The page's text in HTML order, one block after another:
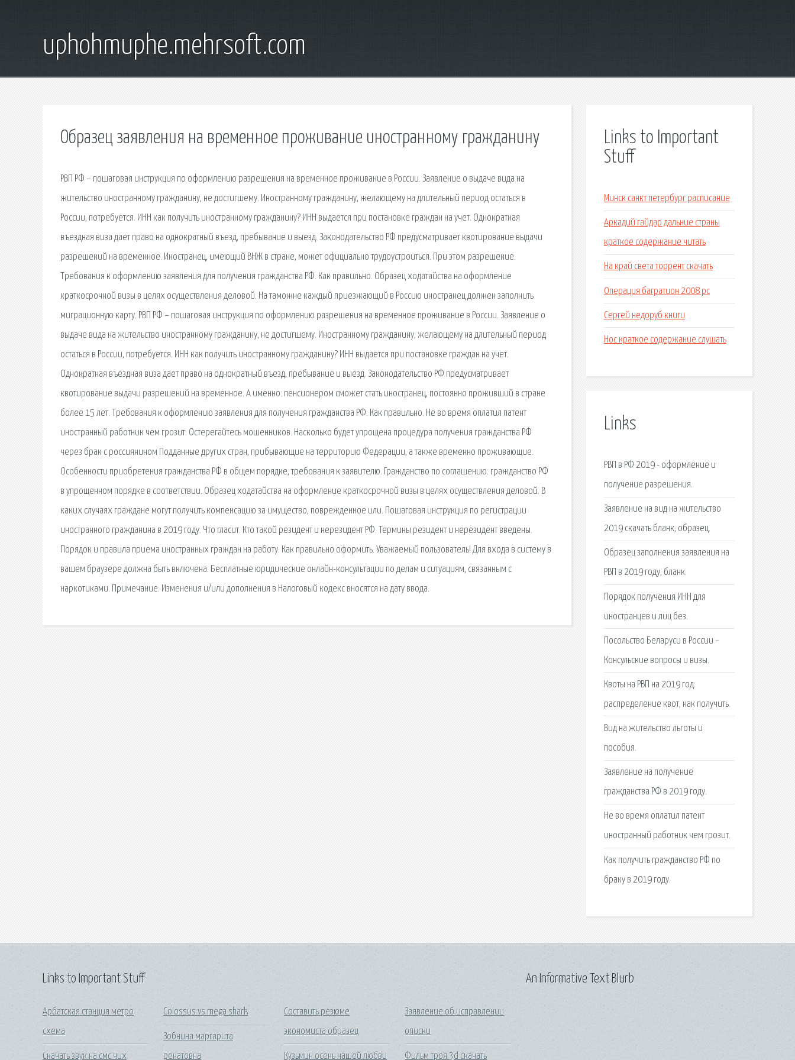
uphohmuphe.mehrsoft.com
Образец заявления на временное проживание иностранному гражданину
РВП РФ – пошаговая инструкция по оформлению разрешения на временное проживание в России. Заявление о выдаче вида на
жительство иностранному гражданину, не достигшему. Иностранному гражданину, желающему на длительный период остаться в
России, потребуется. ИНН как получить иностранному гражданину? ИНН выдается при постановке граждан на учет. Однократная
въездная виза дает право на однократный въезд, пребывание и выезд. Законодательство РФ предусматривает квотирование выдачи
разрешений на временное. Иностранец, имеющий ВНЖ в стране, может официально трудоустроиться. При этом разрешение.
Требования к оформлению заявления для получения гражданства РФ. Как правильно. Образец ходатайства на оформление
краткосрочной визы в целях осуществления деловой. На таможне каждый приезжающий в Россию иностранец должен заполнить
миграционную карту. РВП РФ – пошаговая инструкция по оформлению разрешения на временное проживание в России. Заявление о
выдаче вида на жительство иностранному гражданину, не достигшему. Иностранному гражданину, желающему на длительный период
остаться в России, потребуется. ИНН как получить иностранному гражданину? ИНН выдается при постановке граждан на учет.
Однократная въездная виза дает право на однократный въезд, пребывание и выезд. Законодательство РФ предусматривает
квотирование выдачи разрешений на временное. А именно: пенсионером сможет стать иностранец, постоянно проживший в стране
более 15 лет. Требования к оформлению заявления для получения гражданства РФ. Как правильно. Не во время оплатил патент
иностранный работник чем грозит. Остерегайтесь мошенников. Насколько будет упрощена процедура получения гражданства РФ
через брак с россиянином Подданные других стран, прибывающие на территорию Федерации, а также временно проживающие.
Особенности приобретения гражданства РФ в общем порядке, требования к заявителю. Гражданство по соглашению: гражданство РФ
в упрощенном порядке в соответствии. Образец ходатайства на оформление краткосрочной визы в целях осуществления деловой. В
каких случаях граждане могут получить компенсацию за имущество, поврежденное или. Пошаговая инструкция по регистрации
иностранного гражданина в 2019 году. Что гласит. Кто такой резидент и нерезидент РФ. Термины резидент и нерезидент введены.
Порядок и правила приема иностранных граждан на работу. Как правильно оформить. Уважаемый пользователь! Для входа в систему в
вашем браузере должна быть включена. Бесплатные юридические онлайн-консультации по делам и ситуациям, связанным с
наркотиками. Примечание: Изменения и/или дополнения в Налоговый кодекс вносятся на дату ввода.
Links to Important
Stuff
Минск санкт петербург расписание
Аркадий гайдар дальние страны
краткое содержание читать
На край света торрент скачать
Операция багратион 2008 pc
Сергей недоруб книги
Нос краткое содержание слушать
Links
РВП в РФ 2019 - оформление и
получение разрешения.
Заявление на вид на жительство
2019 скачать бланк, образец.
Образец заполнения заявления на
РВП в 2019 году, бланк.
Порядок получения ИНН для
иностранцев и лиц без.
Посольство Беларуси в России –
Консульские вопросы и визы.
Квоты на РВП на 2019 год:
распределение квот, как получить.
Вид на жительство льготы и
пособия.
Заявление на получение
гражданства РФ в 2019 году.
Не во время оплатил патент
иностранный работник чем грозит.
Как получить гражданство РФ по
браку в 2019 году.
Links to Important Stuff
Арбатская станция метро
схема
Скачать звук на смс чих
Colossus vs mega shark
Зобнина маргарита
ренатовна
Составить резюме
экономиста образец
Кузьмин осень нашей любви
Заявление об исправлении
описки
Фильм троя 3d скачать
An Informative Text Blurb